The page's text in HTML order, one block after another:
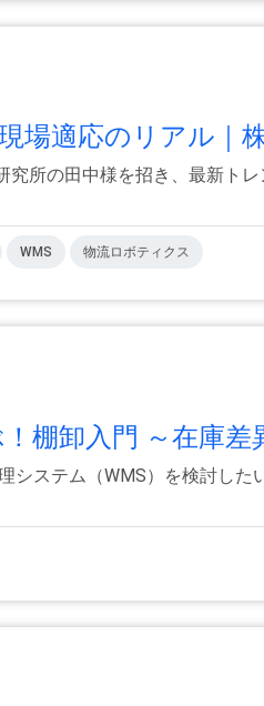
場適応のリアル｜
所の田中様を招き、最新ト
WMS 物流ロボティクス
棚卸入門 ～在庫差
ステム（WMS）を検討し